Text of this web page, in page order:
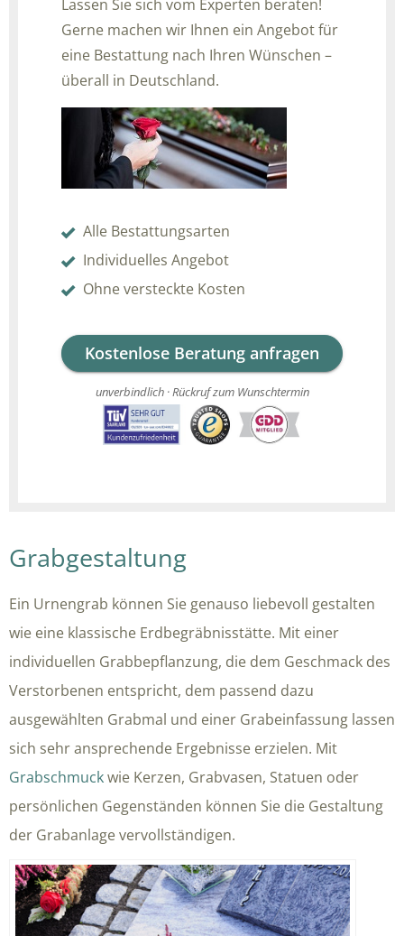
Lassen Sie sich vom Experten beraten!
Gerne machen wir Ihnen ein Angebot für
eine Bestattung nach Ihren Wünschen –
überall in Deutschland.
Alle Bestattungsarten
Individuelles Angebot
Ohne versteckte Kosten
Kostenlose Beratung anfragen
unverbindlich · Rückruf zum Wunschtermin
Grabgestaltung
Ein Urnengrab können Sie genauso liebevoll gestalten
wie eine klassische Erdbegräbnisstätte. Mit einer
individuellen Grabbepflanzung, die dem Geschmack des
Verstorbenen entspricht, dem passend dazu
ausgewählten Grabmal und einer Grabeinfassung lassen
sich sehr ansprechende Ergebnisse erzielen. Mit
Grabschmuckwie Kerzen, Grabvasen, Statuen oder
persönlichen Gegenständen können Sie die Gestaltung
der Grabanlage vervollständigen.